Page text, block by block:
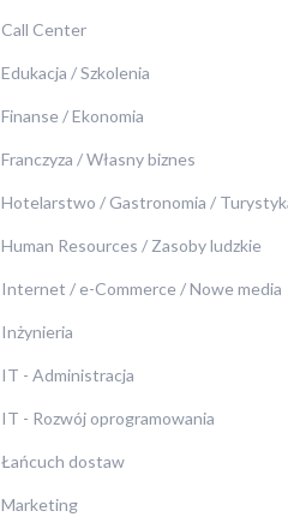
Call Center
Edukacja / Szkolenia
Finanse / Ekonomia
Franczyza / Własny biznes
Hotelarstwo / Gastronomia /
Human Resources / Zasoby ludzkie
Internet / e-Commerce / Nowe media
Inżynieria
IT - Administracja
IT - Rozwój oprogramowania
Łańcuch dostaw
Marketing